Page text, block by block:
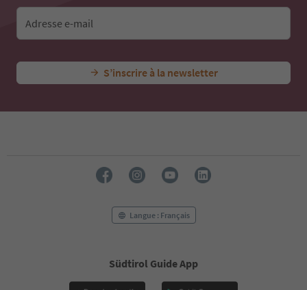
Adresse e-mail
S’inscrire à la newsletter
Langue : Français
Südtirol Guide App